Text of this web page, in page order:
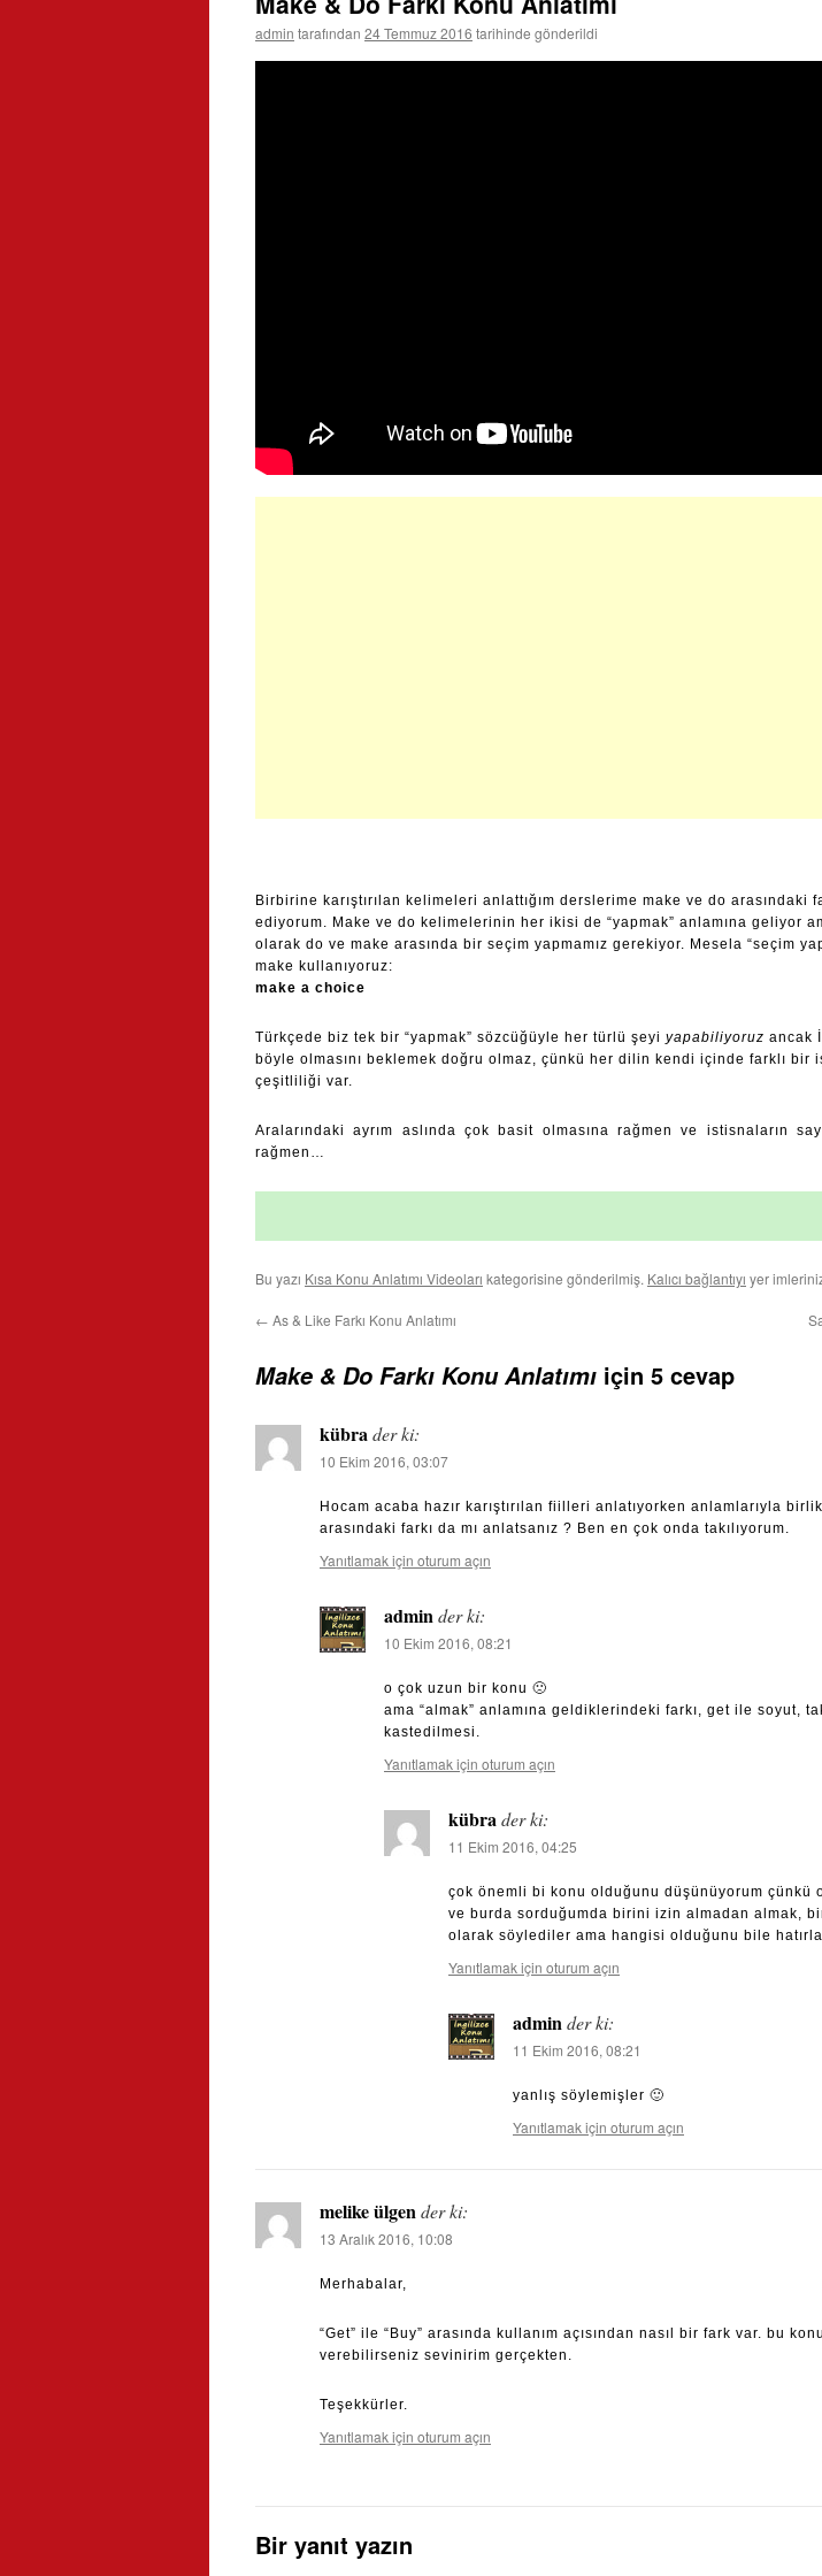
admin tarafından 24 Temmuz 2016 tarihinde gönderildi
Birbirine karıştırılan kelimeleri anlattığım derslerime make ve do arasındaki
ediyorum. Make ve do kelimelerinin her ikisi de “yapmak” anlamına geliyor
olarak do ve make arasında bir seçim yapmamız gerekiyor. Mesela “seçim
make kullanıyoruz:
make a choice
Türkçede biz tek bir “yapmak” sözcüğüyle her türlü şeyi yapabiliyoruz ancak
böyle olmasını beklemek doğru olmaz, çünkü her dilin kendi içinde farklı bir
çeşitliliği var.
Aralarındaki ayrım aslında çok basit olmasına rağmen ve istisnaların
rağmen…
Bu yazı Kısa Konu Anlatımı Videoları kategorisine gönderilmiş. Kalıcı bağlantıyı yer
← As & Like Farkı Konu Anlatımı
Make & Do Farkı Konu Anlatımı için 5 cevap
kübrader ki:
10 Ekim 2016, 03:07
Hocam acaba hazır karıştırılan fiilleri anlatıyorken anlamlarıyla
arasındaki farkı da mı anlatsanız ? Ben en çok onda takılıyorum.
Yanıtlamak için oturum açın
adminder ki:
10 Ekim 2016, 08:21
o çok uzun bir konu 🙁
ama “almak” anlamına geldiklerindeki farkı, get ile soyut,
kastedilmesi.
Yanıtlamak için oturum açın
kübrader ki:
11 Ekim 2016, 04:25
çok önemli bi konu olduğunu düşünüyorum çünkü
ve burda sorduğumda birini izin almadan almak,
olarak söylediler ama hangisi olduğunu bile
Yanıtlamak için oturum açın
adminder ki:
11 Ekim 2016, 08:21
yanlış söylemişler 🙂
Yanıtlamak için oturum açın
melike ülgender ki:
13 Aralık 2016, 10:08
Merhabalar,
“Get” ile “Buy” arasında kullanım açısından nasıl bir fark var. bu
verebilirseniz sevinirim gerçekten.
Teşekkürler.
Yanıtlamak için oturum açın
Bir yanıt yazın